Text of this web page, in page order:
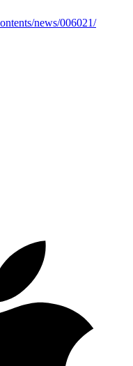
news/006021/